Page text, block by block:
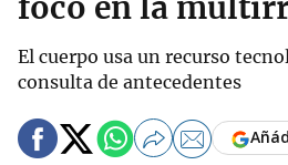
El cuerpo usa un recurso
consulta de antecedentes